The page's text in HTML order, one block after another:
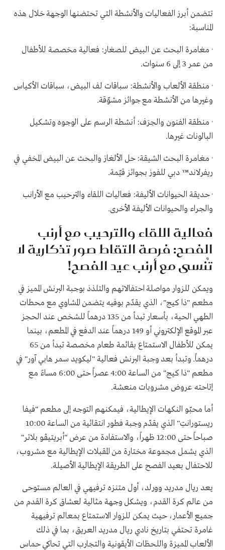
تتضمن أبرز الفعاليات والأنشطة التي تحتضنها الوجهة خلال هذه
المناسبة:
· مغامرة البحث عن البيض للصغار: فعالية مخصصة للأطفال
من عمر 3 إلى 6 سنوات.
· منطقة الألعاب والأنشطة: سباقات لف البيض، سباقات الأكياس
وغيرها من الأنشطة مع جوائز مشوّقة.
· منطقة الفنون والحِرَف: أنشطة الرسم على الوجوه وتشكيل
البالونات غيرها.
· مغامرة البحث الشيقة: حل الألغاز والبحث عن البيض المخفي في
ريفرلاند™ دبي للفوز بجوائز قيّمة.
· حديقة الحيوانات الأليفة: فعاليات اللقاء والترحيب مع الأرانب
والجراء والحيوانات الأليفة الأخرى.
فعالية اللقاء والترحيب مع أرنب
الفصح: فرصة التقاط صور تذكارية لا
تُنسى مع أرنب عيد الفصح!
ويمكن للزوار مواصلة احتفالاتهم والتلذذ بوجبة البرنش المميز في
مطعم "ذا كيج"، الذي يقدّم بوفيه يتضمن المشاوي مع محطات
الطهي الحية، بأسعار تبدأ من 135 درهماً للشخص عند الحجز
عبر الموقع الإلكتروني أو 149 درهماً عند الدفع في المطعم، بينما
يمكن للأطفال الاستمتاع بقائمة طعام مخصصة تبدأ من 65
درهماً. وتبدأ بعد وجبة البرنش فعالية "ليكويد سمر هابي آور" في
مطعم "ذا كيج" من الساعة 4:00 عصراً حتى 6:00 مساءً مع
إتاحته عروض مشروبات منعشة.
أما محبّو النكهات الإيطالية، فيمكنهم التوجه إلى مطعم "فيفا
ريستورانتِ" الذي يقدّم وجبة فطور انتقائية من الساعة 10:00
صباحاً حتى 12:00 ظهراً، والاستفادة من عرض "أبريتيڤو بلاتر"
الذي يشمل مجموعة مختارة من المقبلات الإيطالية مع مشروب،
للاحتفال بعيد الفصح على الطريقة الإيطالية الأصيلة.
يعد ريال مدريد وورلد، أول متنزه ترفيهي في العالم مستوحى
من عالم كرة القدم، ويشكل وجهة مثالية لعشاق كرة القدم من
جميع الأعمار، حيث يمكن للزوار الاستمتاع بمعالم ترفيهية
غامرة تحتفي بتاريخ نادي ريال مدريد العريق، بما في ذلك
الألعاب المميزة واللحظات الأيقونية والتجارب التي تحاكي حماس